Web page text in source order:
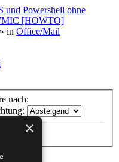
Powershell ohne
[HOWTO]
» in Office/Mail
nach:
×